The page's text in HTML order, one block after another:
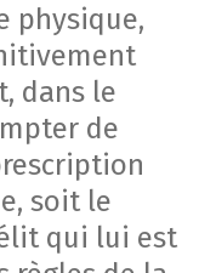
physique,
dans le
de
soit le
qui lui est